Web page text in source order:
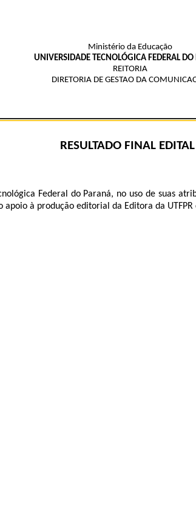
Ministério da Educação
UNIVERSIDADE TECNOLÓGICA FEDERAL
REITORIA
DIRETORIA DE GESTAO DA
RESULTADO FINAL
Federal do Paraná, no uso de suas
à produção editorial da Editora da